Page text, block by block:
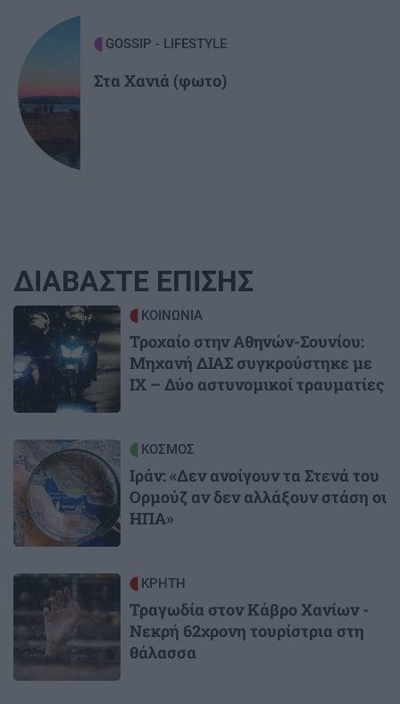
GOSSIP - LIFESTYLE
Στα Χανιά (φωτο)
ΔΙΑΒΑΣΤΕ ΕΠΙΣΗΣ
Image ΚΟΙΝΩΝΙΑ
Τροχαίο στην Αθηνών-Σουνίου:
Μηχανή ΔΙΑΣ συγκρούστηκε με
ΙΧ – Δύο αστυνομικοί τραυματίες
Image ΚΟΣΜΟΣ
Ιράν: «Δεν ανοίγουν τα Στενά του
Ορμούζ αν δεν αλλάξουν στάση οι
ΗΠΑ»
ΚΡΗΤΗ
Τραγωδία στον Κάβρο Χανίων -
Νεκρή 62χρονη τουρίστρια στη
θάλασσα